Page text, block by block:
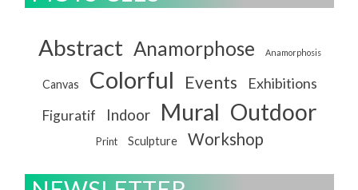
Abstract Anamorphose Anamorphosis
Canvas Colorful Events Exhibitions
Figuratif Indoor Mural Outdoor
Print Sculpture Workshop